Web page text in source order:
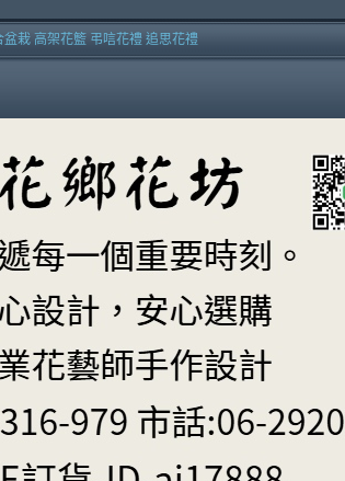
栽 高架花籃 弔唁花禮 追思花禮